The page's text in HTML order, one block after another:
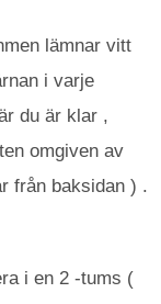
lämnar vitt
i varje
du är klar ,
omgiven av
från baksidan ) .
i en 2 -tums (